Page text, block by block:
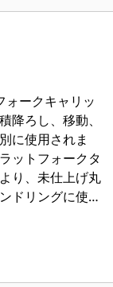
ォークキャリッ
降ろし、移動、
に使用されま
ットフォークタ
り、未仕上げ丸
ドリングに使用